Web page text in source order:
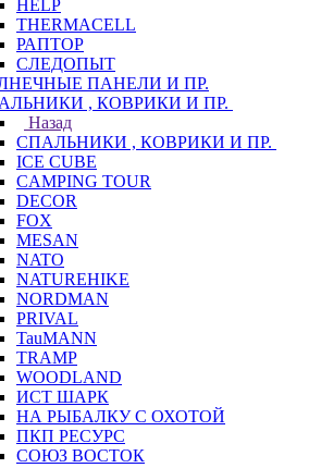
HELP
THERMACELL
РАПТОР
СЛЕДОПЫТ
ПАНЕЛИ И ПР.
, КОВРИКИ И ПР.
Назад
СПАЛЬНИКИ , КОВРИКИ И ПР.
ICE CUBE
CAMPING TOUR
DECOR
FOX
MESAN
NATO
NATUREHIKE
NORDMAN
PRIVAL
TauMANN
TRAMP
WOODLAND
ИСТ ШАРК
НА РЫБАЛКУ С ОХОТОЙ
ПКП РЕСУРС
СОЮЗ ВОСТОК